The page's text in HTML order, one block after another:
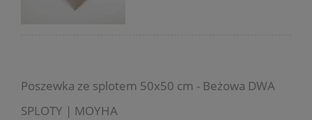
Poszewka ze splotem 50x50 cm - Beżowa DWA
SPLOTY | MOYHA